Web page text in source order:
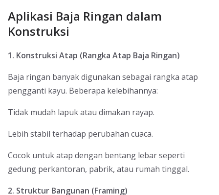
Aplikasi Baja Ringan dalam
Konstruksi
1. Konstruksi Atap (Rangka Atap Baja Ringan)
Baja ringan banyak digunakan sebagai rangka atap
pengganti kayu. Beberapa kelebihannya:
Tidak mudah lapuk atau dimakan rayap.
Lebih stabil terhadap perubahan cuaca.
Cocok untuk atap dengan bentang lebar seperti
gedung perkantoran, pabrik, atau rumah tinggal.
2. Struktur Bangunan (Framing)